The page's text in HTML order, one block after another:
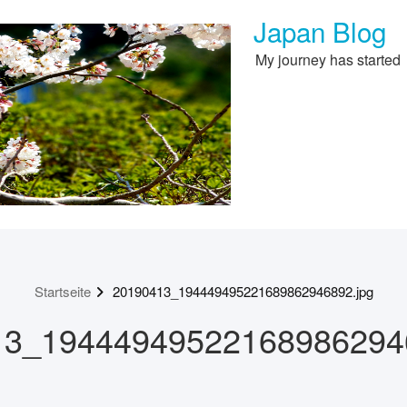
Japan Blog
My journey has started
Startseite 20190413_194449495221689862946892.jpg